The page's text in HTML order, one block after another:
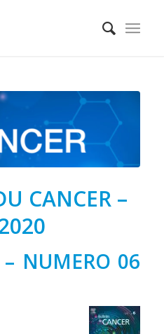
CANCER –
NUMERO 06